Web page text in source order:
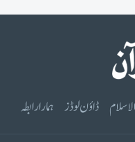
ڈاؤن لوڈز ہمارا رابطہ